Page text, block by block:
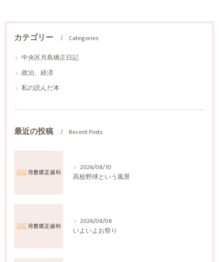
カテゴリー
Categories
中央区月島矯正日記
政治、経済
私の読んだ本
最近の投稿 Recent Posts
2026/08/10
高校野球という風景
2026/08/08
いよいよお祭り